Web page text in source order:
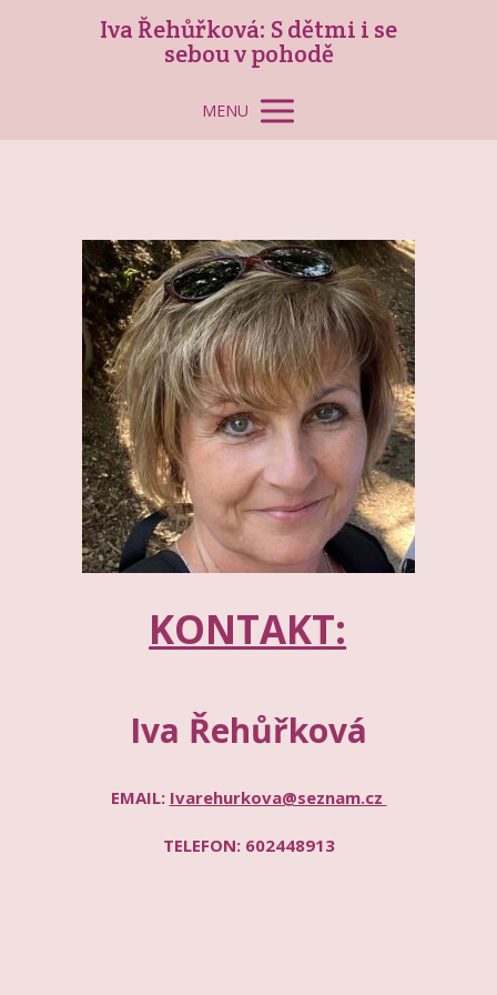
Iva Řehůřková: S dětmi i se
sebou v pohodě
MENU
KONTAKT:
Iva Řehůřková
EMAIL: Ivarehurkova@seznam.cz
TELEFON: 602448913